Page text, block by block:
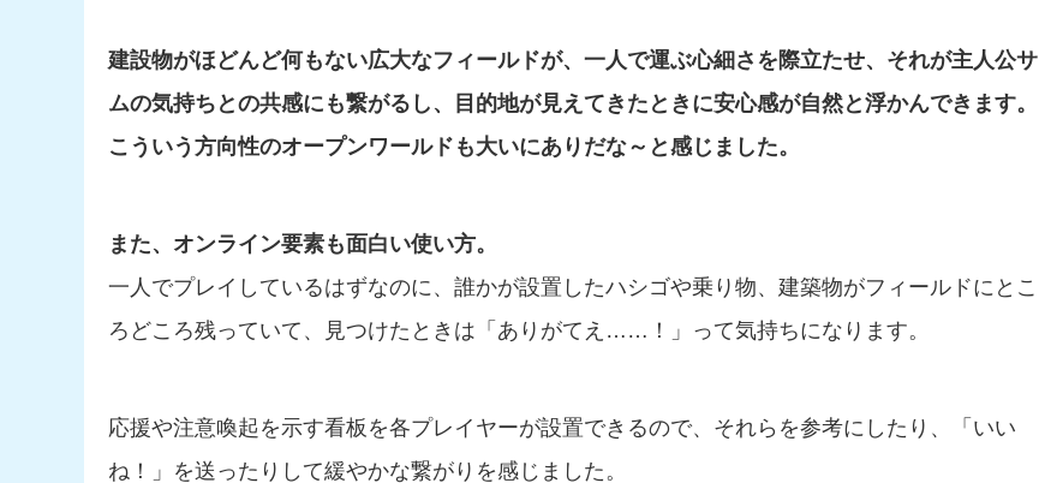
建設物がほどんど何もない広大なフィールドが、一人で運ぶ心細さを際立たせ、それが主人公サ
ムの気持ちとの共感にも繋がるし、目的地が見えてきたときに安心感が自然と浮かんできます。
こういう方向性のオープンワールドも大いにありだな～と感じました。
また、オンライン要素も面白い使い方。
一人でプレイしているはずなのに、誰かが設置したハシゴや乗り物、建築物がフィールドにとこ
ろどころ残っていて、見つけたときは「ありがてえ……！」って気持ちになります。
応援や注意喚起を示す看板を各プレイヤーが設置できるので、それらを参考にしたり、「いい
ね！」を送ったりして緩やかな繋がりを感じました。